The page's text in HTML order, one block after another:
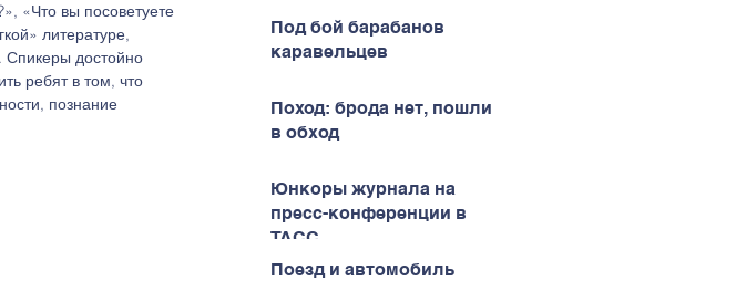
Под бой барабанов
каравельцев
Поход: брода нет, пошли
в обход
Юнкоры журнала на
пресс-конференции в
ТАСС
Поезд и автомобиль
«Что вы посоветуете
литературе,
Спикеры достойно
ребят в том, что
познание